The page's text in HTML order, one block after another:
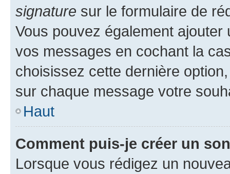
signature sur le formulaire de
Vous pouvez également
vos messages en cochant la
choisissez cette dernière
sur chaque message votre
Haut
Comment puis-je créer un
Lorsque vous rédigez un